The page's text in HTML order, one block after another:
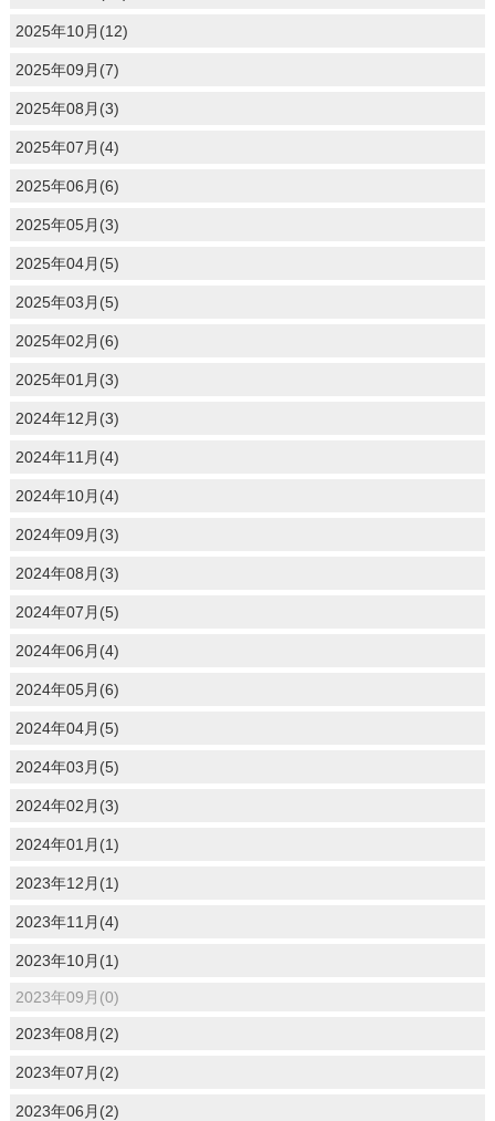
2025年10月(12)
2025年09月(7)
2025年08月(3)
2025年07月(4)
2025年06月(6)
2025年05月(3)
2025年04月(5)
2025年03月(5)
2025年02月(6)
2025年01月(3)
2024年12月(3)
2024年11月(4)
2024年10月(4)
2024年09月(3)
2024年08月(3)
2024年07月(5)
2024年06月(4)
2024年05月(6)
2024年04月(5)
2024年03月(5)
2024年02月(3)
2024年01月(1)
2023年12月(1)
2023年11月(4)
2023年10月(1)
2023年09月(0)
2023年08月(2)
2023年07月(2)
2023年06月(2)